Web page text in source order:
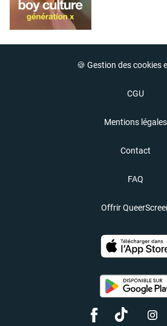
🍪 Gestion des cookies
CGU
Mentions légales
Contact
FAQ
Offrir